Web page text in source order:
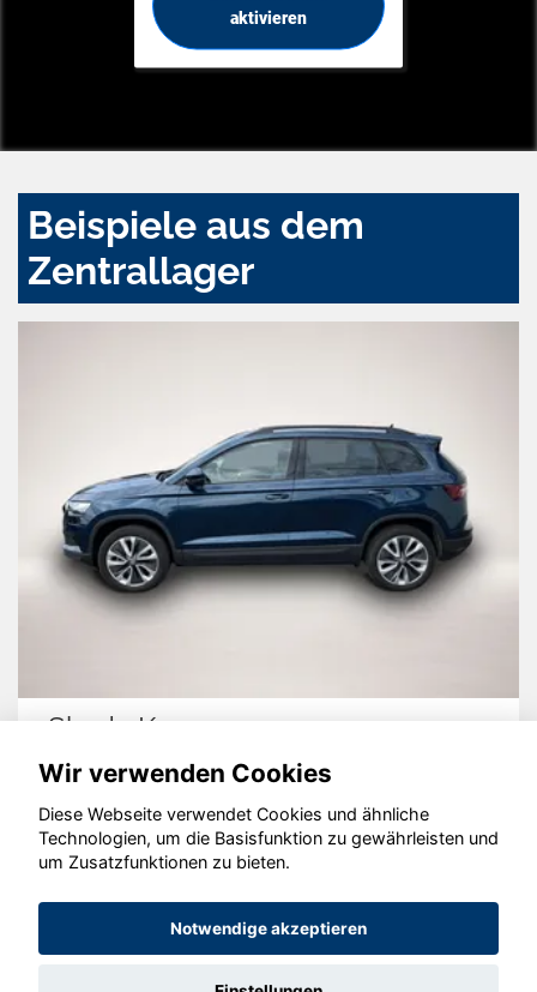
aktivieren
Beispiele aus dem
Zentrallager
Skoda Karoq
© konjunkturmotor.de GmbH 2020 - 2026
Wir verwenden Cookies
Diese Webseite verwendet Cookies und ähnliche
Technologien, um die Basisfunktion zu gewährleisten und
um Zusatzfunktionen zu bieten.
Notwendige akzeptieren